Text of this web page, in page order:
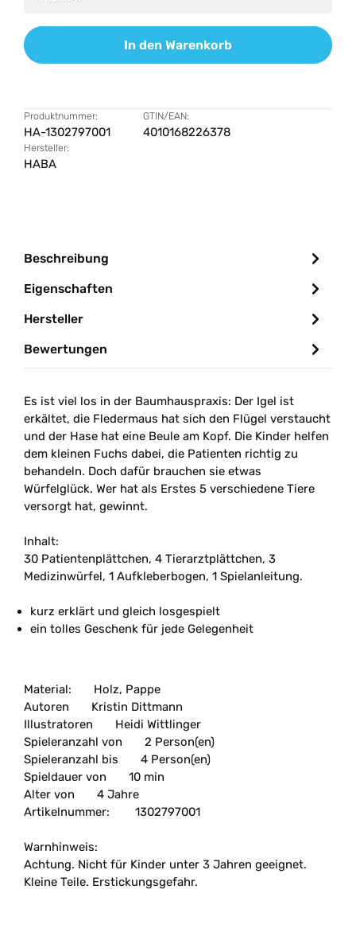
In den Warenkorb
Produktnummer:
HA-1302797001
GTIN/EAN:
4010168226378
Hersteller:
HABA
Beschreibung
Eigenschaften
Hersteller
Bewertungen
Es ist viel los in der Baumhauspraxis: Der Igel ist
erkältet, die Fledermaus hat sich den Flügel verstaucht
und der Hase hat eine Beule am Kopf. Die Kinder helfen
dem kleinen Fuchs dabei, die Patienten richtig zu
behandeln. Doch dafür brauchen sie etwas
Würfelglück. Wer hat als Erstes 5 verschiedene Tiere
versorgt hat, gewinnt.
Inhalt:
30 Patientenplättchen, 4 Tierarztplättchen, 3
Medizinwürfel, 1 Aufkleberbogen, 1 Spielanleitung.
kurz erklärt und gleich losgespielt
ein tolles Geschenk für jede Gelegenheit
Material:
Holz, Pappe
Autoren
Kristin Dittmann
Illustratoren
Heidi Wittlinger
Spieleranzahl von
2 Person(en)
Spieleranzahl bis
4 Person(en)
Spieldauer von
10 min
Alter von
4 Jahre
Artikelnummer:
1302797001
Warnhinweis:
Achtung. Nicht für Kinder unter 3 Jahren geeignet.
Kleine Teile. Erstickungsgefahr.